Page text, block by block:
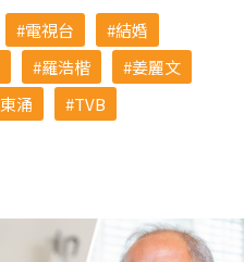
電視台
結婚
羅浩楷
姜麗文
東涌
TVB